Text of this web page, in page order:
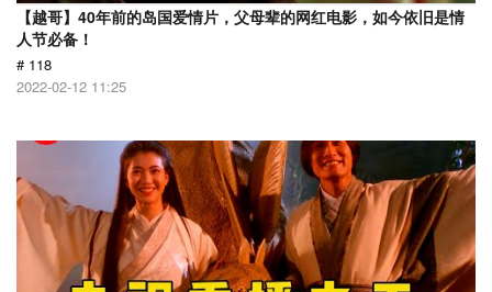
【越哥】40年前的岛国爱情片，父母辈的网红电影，如今依旧是情
人节必备！
# 118
2022-02-12 11:25